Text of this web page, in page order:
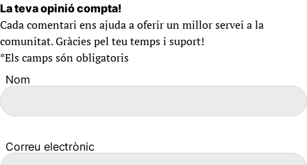
La teva opinió compta!
Cada comentari ens ajuda a oferir un millor servei a la
comunitat. Gràcies pel teu temps i suport!
*Els camps són obligatoris
Nom
Correu electrònic